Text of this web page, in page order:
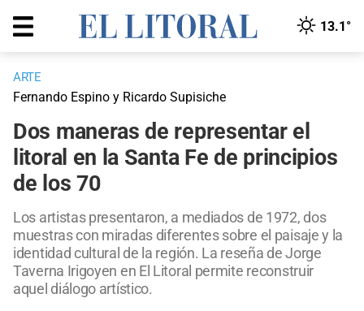
13.1°
ARTE
Fernando Espino y Ricardo Supisiche
Dos maneras de representar el
litoral en la Santa Fe de principios
de los 70
Los artistas presentaron, a mediados de 1972, dos
muestras con miradas diferentes sobre el paisaje y la
identidad cultural de la región. La reseña de Jorge
Taverna Irigoyen en El Litoral permite reconstruir
aquel diálogo artístico.